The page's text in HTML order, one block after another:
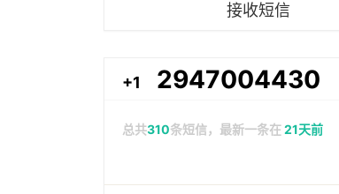
接收短信
+1 2947004430
总共310条短信，最新一条在21天前